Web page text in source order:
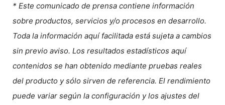
* Este comunicado de prensa contiene información
sobre productos, servicios y/o procesos en desarrollo.
Toda la información aquí facilitada está sujeta a cambios
sin previo aviso. Los resultados estadísticos aquí
contenidos se han obtenido mediante pruebas reales
del producto y sólo sirven de referencia. El rendimiento
puede variar según la configuración y los ajustes del